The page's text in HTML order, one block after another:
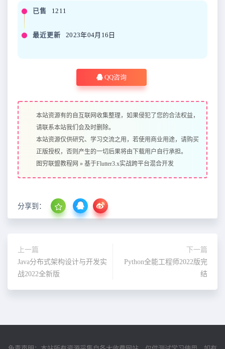
已售 1211
最近更新 2023年04月16日
QQ咨询
本站资源有的自互联网收集整理，如果侵犯了您的合法权益，
请联系本站我们会及时删除。
本站资源仅供研究、学习交流之用，若使用商业用途，请购买
正版授权，否则产生的一切后果将由下载用户自行承担。
图穷联盟教程网 » 基于Flutter3.x实战跨平台混合开发
分享到：
上一篇
Java分布式架构设计与开发实
战2022全新版
下一篇
Python全能工程师2022版完
结